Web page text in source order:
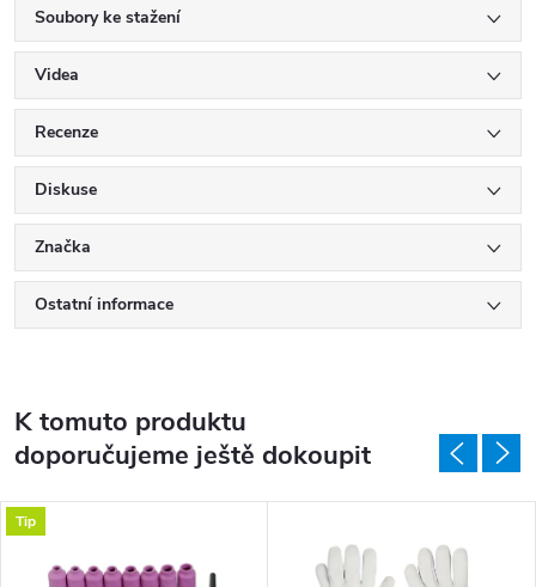
Soubory ke stažení
Videa
Recenze
Diskuse
Značka
Ostatní informace
K tomuto produktu
doporučujeme ještě dokoupit
Tip